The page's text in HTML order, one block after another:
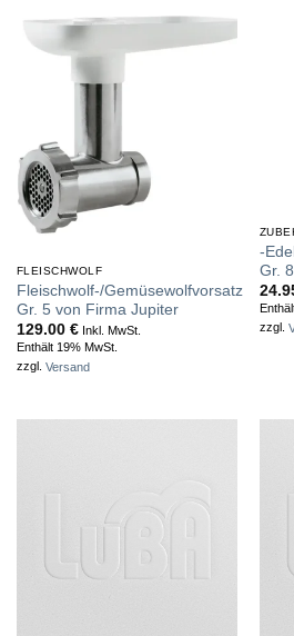
Nicht vorrätig
FLEISCHWOLF
Fleischwolf-/Gemüsewolfvorsatz
Gr. 5 von Firma Jupiter
129.00 €Inkl. MwSt.
Enthält 19% MwSt.
zzgl. Versand
-
Gr.
zzgl.